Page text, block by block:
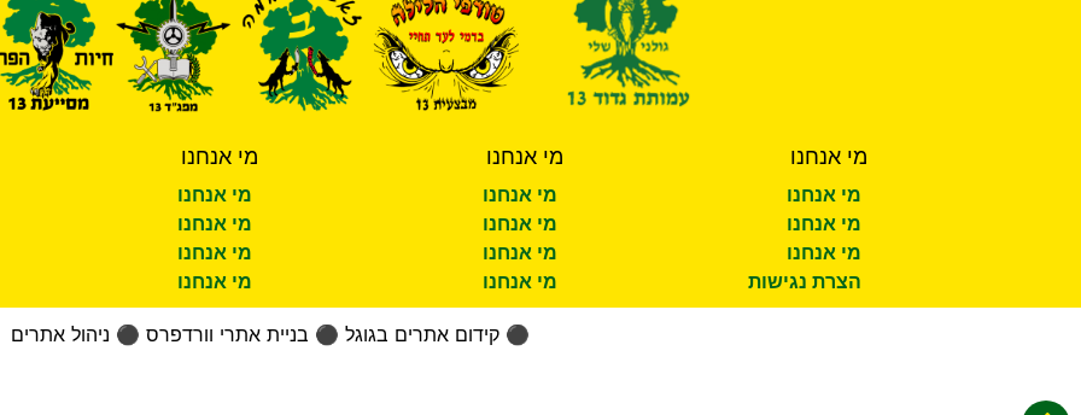
מי אנחנו
מי אנחנו
מי אנחנו
מי אנחנו
הצרת נגישות
מי אנחנו
מי אנחנו
מי אנחנו
מי אנחנו
מי אנחנו
מי אנחנו
מי אנחנו
מי אנחנו
מי אנחנו
מי אנחנו
⚫ קידום אתרים בגוגל ⚫ בניית אתרי וורדפרס ⚫ ניהול אתרים